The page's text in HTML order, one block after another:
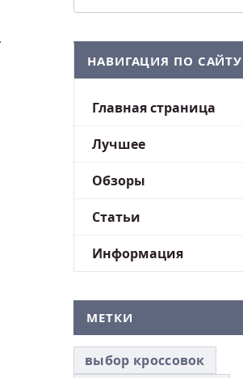
НАВИГАЦИЯ ПО САЙТУ
Главная страница
Лучшее
Обзоры
Статьи
Информация
МЕТКИ
выбор кроссовок